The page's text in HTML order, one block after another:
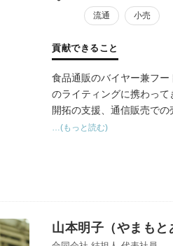
流通 小売
貢献できること
食品通販のバイヤー兼フ
のライティングに携わっ
開拓の支援、通信販売での
…(もっと読む)
山本明子（やまもと